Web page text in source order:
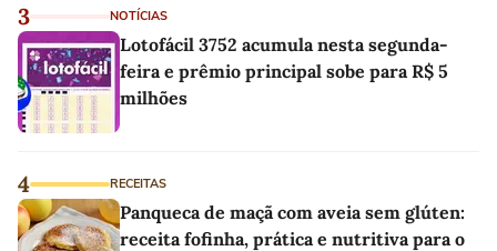
3 NOTÍCIAS
Lotofácil 3752 acumula nesta segunda-
feira e prêmio principal sobe para R$ 5
milhões
4 RECEITAS
Panqueca de maçã com aveia sem glúten:
receita fofinha, prática e nutritiva para o